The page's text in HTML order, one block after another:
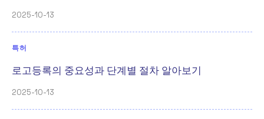
2025-10-13
특허
로고등록의 중요성과 단계별 절차 알아보기
2025-10-13